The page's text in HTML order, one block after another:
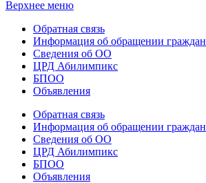
Верхнее меню
Обратная связь
Информация об обращении граждан
Сведения об ОО
ЦРД Абилимпикс
БПОО
Объявления
Обратная связь
Информация об обращении граждан
Сведения об ОО
ЦРД Абилимпикс
БПОО
Объявления